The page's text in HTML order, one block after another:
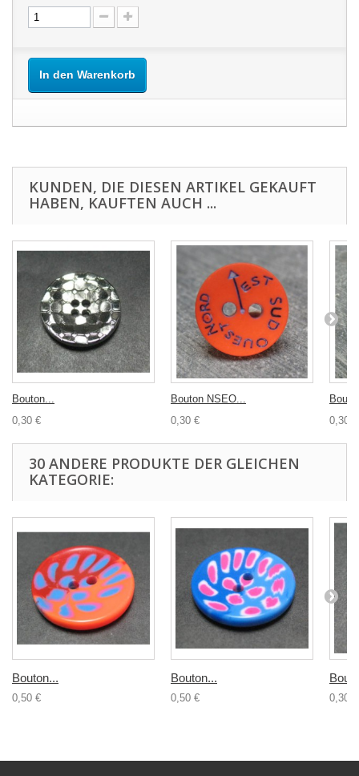
In den Warenkorb
KUNDEN, DIE DIESEN ARTIKEL GEKAUFT
HABEN, KAUFTEN AUCH ...
Bouton...
0,30 €
Bouton NSEO...
0,30 €
0,30 €
30 ANDERE PRODUKTE DER GLEICHEN
KATEGORIE:
Bouton...
0,50 €
Bouton...
0,50 € 0,30 €